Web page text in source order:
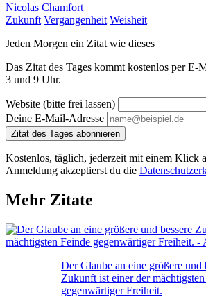
Nicolas Chamfort
Zukunft Vergangenheit Weisheit
Jeden Morgen ein Zitat wie dieses
Das Zitat des Tages kommt kostenlos per E-
3 und 9 Uhr.
Website (bitte frei lassen)
Deine E-Mail-Adresse
Zitat des Tages abonnieren
Kostenlos, täglich, jederzeit mit einem Klick
Anmeldung akzeptierst du die
Mehr Zitate
Der Glaube an eine größere und
Zukunft ist einer der
gegenwärtiger Freiheit.